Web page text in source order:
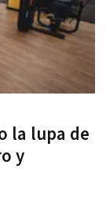
la lupa de
y